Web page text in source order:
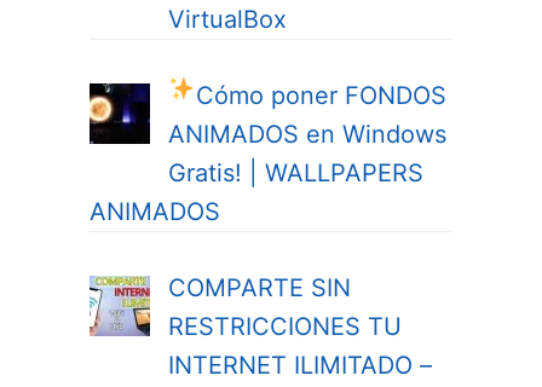
VirtualBox
Cómo poner FONDOS
ANIMADOS en Windows
Gratis! | WALLPAPERS
ANIMADOS
COMPARTE SIN
RESTRICCIONES TU
INTERNET ILIMITADO –